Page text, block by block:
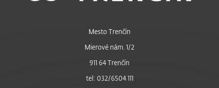
Mesto Trenčín
Mierové nám. 1/2
911 64 Trenčín
tel: 032/6504 111